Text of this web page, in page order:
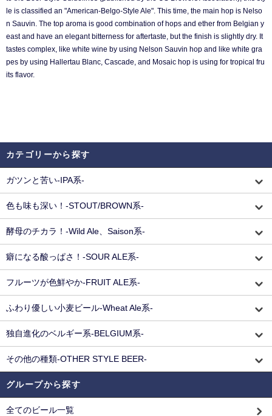
le is classified an "American-Belgo-Style Ale". This time, the main hop is Nelso
n Sauvin. The top aroma is good combination of hops and ether from Belgian y
east and have an elegant bitterness for aftertaste, but the finish is slightly dry. It
tastes complex, like white wine by using Nelson Sauvin hop and like white gra
pes by using Hallertau Blanc, Cascade, and Mosaic hop is using for tropical fru
its flavor.
カテゴリーから探す
ガツンと苦い-IPA系-
色も味も深い！-STOUT/BROWN系-
酵母のチカラ！-Wild Ale、Saison系-
癖になる酸っぱさ！-SOUR ALE系-
フルーツが色鮮やか-FRUIT ALE系-
ふわり優しい小麦ビール-Wheat Ale系-
独自進化のベルギー系-BELGIUM系-
その他の種類-OTHER STYLE BEER-
グループから探す
全てのビール一覧